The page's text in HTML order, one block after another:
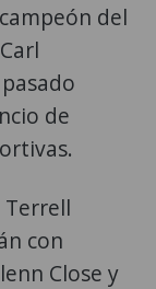
del
de
Terrell
con
Close y